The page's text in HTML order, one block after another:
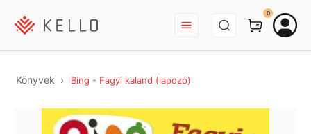
BEJELENTKEZÉS
0
Könyvek Bing - Fagyi kaland (lapozó)